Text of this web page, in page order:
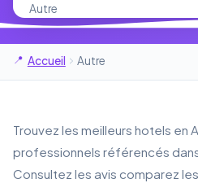
Autre
Accueil Autre
Trouvez les meilleurs hotels en
professionnels référencés
Consultez les avis comparez